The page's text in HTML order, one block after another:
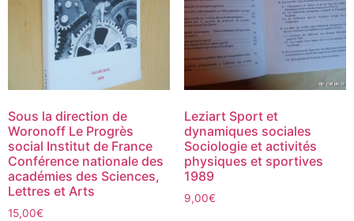
Sous la direction de
Woronoff Le Progrès
social Institut de France
Conférence nationale des
académies des Sciences,
Lettres et Arts
15,00€
Leziart Sport et
dynamiques sociales
Sociologie et activités
physiques et sportives
1989
9,00€